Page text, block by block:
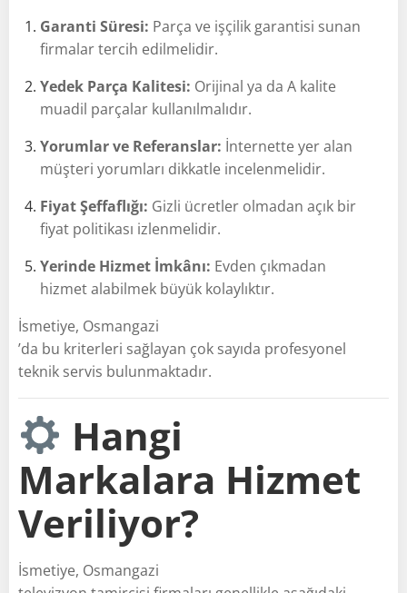
Garanti Süresi: Parça ve işçilik garantisi sunan
firmalar tercih edilmelidir.
Yedek Parça Kalitesi: Orijinal ya da A kalite
muadil parçalar kullanılmalıdır.
Yorumlar ve Referanslar: İnternette yer alan
müşteri yorumları dikkatle incelenmelidir.
Fiyat Şeffaflığı: Gizli ücretler olmadan açık bir
fiyat politikası izlenmelidir.
Yerinde Hizmet İmkânı: Evden çıkmadan
hizmet alabilmek büyük kolaylıktır.
İsmetiye, Osmangazi
’da bu kriterleri sağlayan çok sayıda profesyonel
teknik servis bulunmaktadır.
Hangi
Markalara Hizmet
Veriliyor?
İsmetiye, Osmangazi